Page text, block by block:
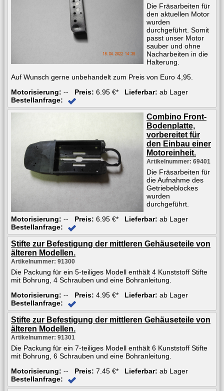
Die Fräsarbeiten für
den aktuellen Motor
wurden
durchgeführt. Somit
passt unser Motor
sauber und ohne
Nacharbeiten in die
Halterung.
Auf Wunsch gerne unbehandelt zum Preis von Euro 4,95.
Motorisierung: -- Preis: 6.95 €* Lieferbar: ab Lager
Bestellanfrage:
Combino Front-
Bodenplatte,
vorbereitet für
den Einbau einer
Motoreinheit.
Artikelnummer: 69401
Die Fräsarbeiten für
die Aufnahme des
Getriebeblockes
wurden
durchgeführt.
Motorisierung: -- Preis: 6.95 €* Lieferbar: ab Lager
Bestellanfrage:
Stifte zur Befestigung der mittleren Gehäuseteile von
älteren Modellen.
Artikelnummer: 91300
Die Packung für ein 5-teiliges Modell enthält 4 Kunststoff Stifte
mit Bohrung, 4 Schrauben und eine Bohranleitung.
Motorisierung: -- Preis: 4.95 €* Lieferbar: ab Lager
Bestellanfrage:
Stifte zur Befestigung der mittleren Gehäuseteile von
älteren Modellen.
Artikelnummer: 91301
Die Packung für ein 7-teiliges Modell enthält 6 Kunststoff Stifte
mit Bohrung, 6 Schrauben und eine Bohranleitung.
Motorisierung: -- Preis: 7.45 €* Lieferbar: ab Lager
Bestellanfrage: